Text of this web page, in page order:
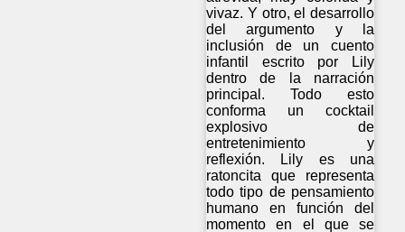
vivaz. Y otro, el desarrollo
del argumento y la
inclusión de un cuento
infantil escrito por Lily
dentro de la narración
principal. Todo esto
conforma un cocktail
explosivo de
entretenimiento y
reflexión. Lily es una
ratoncita que representa
todo tipo de pensamiento
humano en función del
momento en el que se